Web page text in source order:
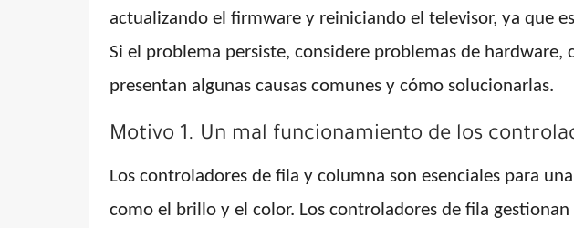
actualizando el firmware y reiniciando el televisor, ya que
Si el problema persiste, considere problemas de
presentan algunas causas comunes y cómo solucionarlas.
Motivo 1. Un mal funcionamiento de los
Los controladores de fila y columna son esenciales para
como el brillo y el color. Los controladores de fila